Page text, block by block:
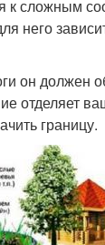
к сложным
него
он должен
отделяет
границу.